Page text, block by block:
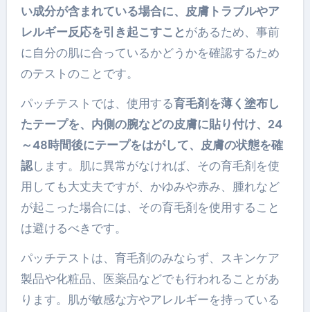
い成分が含まれている場合に、皮膚トラブルやア
レルギー反応を引き起こすことがあるため、事前
に自分の肌に合っているかどうかを確認するため
のテストのことです。
パッチテストでは、使用する育毛剤を薄く塗布し
たテープを、内側の腕などの皮膚に貼り付け、24
～48時間後にテープをはがして、皮膚の状態を確
認します。肌に異常がなければ、その育毛剤を使
用しても大丈夫ですが、かゆみや赤み、腫れなど
が起こった場合には、その育毛剤を使用すること
は避けるべきです。
パッチテストは、育毛剤のみならず、スキンケア
製品や化粧品、医薬品などでも行われることがあ
ります。肌が敏感な方やアレルギーを持っている